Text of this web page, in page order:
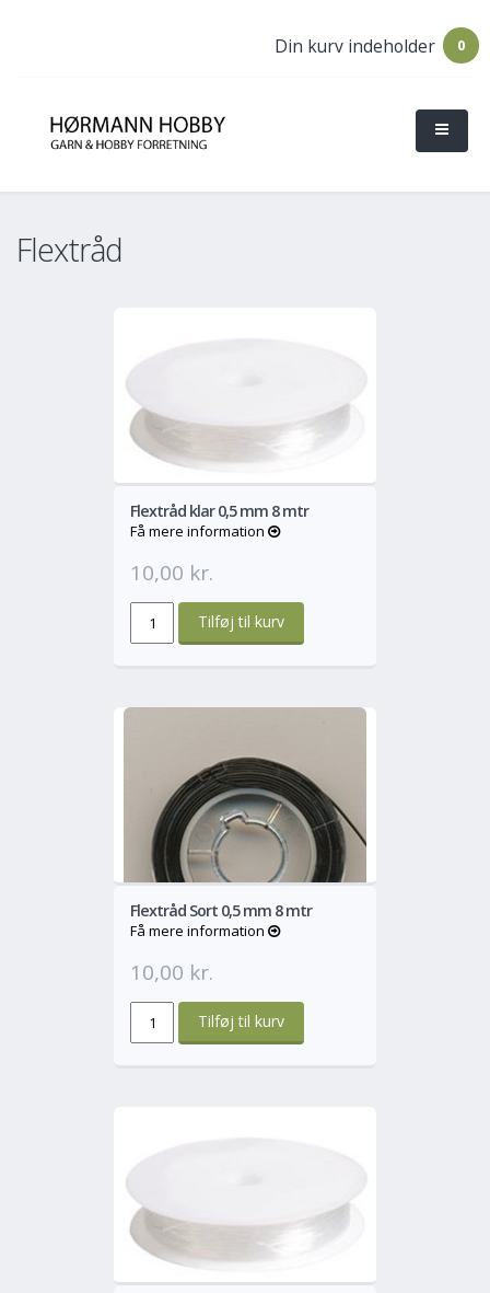
0
Din kurv indeholder
Flextråd
Mere
Flextråd klar 0,5 mm 8 mtr
Få mere information
10,00 kr.
Mere
Flextråd Sort 0,5 mm 8 mtr
Få mere information
10,00 kr.
Mere